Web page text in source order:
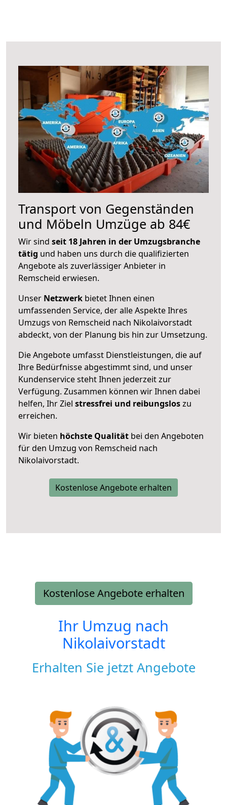
Transport von Gegenständen
und Möbeln Umzüge ab 84€
Wir sind seit 18 Jahren in der Umzugsbranche
tätig und haben uns durch die qualifizierten
Angebote als zuverlässiger Anbieter in
Remscheid erwiesen.
Unser Netzwerk bietet Ihnen einen
umfassenden Service, der alle Aspekte Ihres
Umzugs von Remscheid nach Nikolaivorstadt
abdeckt, von der Planung bis hin zur Umsetzung.
Die Angebote umfasst Dienstleistungen, die auf
Ihre Bedürfnisse abgestimmt sind, und unser
Kundenservice steht Ihnen jederzeit zur
Verfügung. Zusammen können wir Ihnen dabei
helfen, Ihr Ziel stressfrei und reibungsloszu
erreichen.
Wir bieten höchste Qualität bei den Angeboten
für den Umzug von Remscheid nach
Nikolaivorstadt.
Kostenlose Angebote erhalten
Kostenlose Angebote erhalten
Ihr Umzug nach
Nikolaivorstadt
Erhalten Sie jetzt Angebote